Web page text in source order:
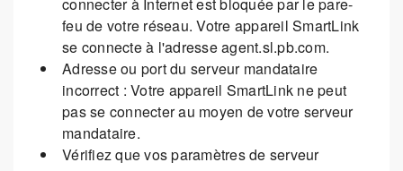
feu de votre réseau. Votre appareil SmartLink
se connecte à l'adresse agent.sl.pb.com.
Adresse ou port du serveur mandataire
incorrect : Votre appareil SmartLink ne peut
pas se connecter au moyen de votre serveur
mandataire.
Vérifiez que vos paramètres de serveur